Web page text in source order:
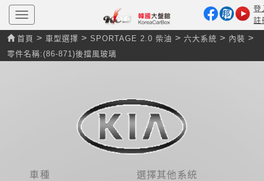
T
o
g
g
l
e
登
註
首頁 > 車型選擇 > SPORTAGE 2.0 柴油 > 六大系統 > 內裝 >
零件名稱:(86-871)後擋風玻璃
車種
選擇其他系統